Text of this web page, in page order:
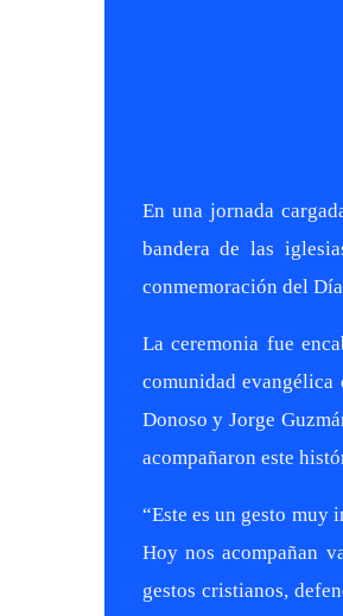
En una jornada
bandera de las
conmemoración del
La ceremonia fue
comunidad evangélica
Donoso y Jorge
acompañaron este
“Este es un gesto muy
Hoy nos acompañan
gestos cristianos,